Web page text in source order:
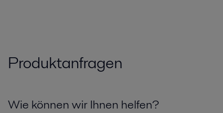
Produktanfragen
Wie können wir Ihnen helfen?